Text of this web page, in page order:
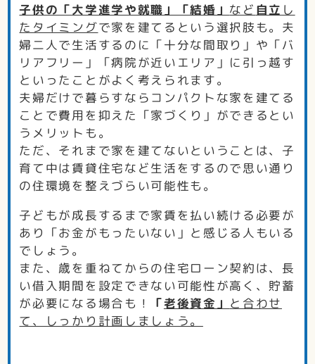
子供の「大学進学や就職」「結婚」 など 自立 し
たタイミングで家を建てるという選択肢も。夫
婦二人で生活するのに「十分な間取り」や「バ
リアフリー」「病院が近いエリア」に引っ越す
といったことがよく考えられます。
夫婦だけで暮らすならコンパクトな家を建てる
ことで費用を抑えた「家づくり」ができるとい
うメリットも。
ただ、それまで家を建てないということは、子
育て中は賃貸住宅など生活をするので思い通り
の住環境を整えづらい可能性も。
子どもが成長するまで家賃を払い続ける必要が
あり「お金がもったいない」と感じる人もいる
でしょう。
また、歳を重ねてからの住宅ローン契約は、長
い借入期間を設定できない可能性が高く、貯蓄
が必要になる場合も！
「老後資金」 と合わせ
て、しっかり計画しましょう。